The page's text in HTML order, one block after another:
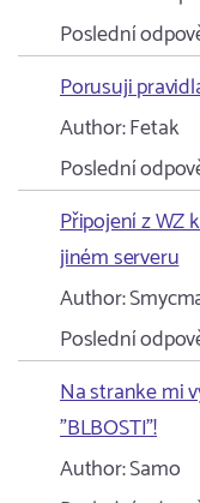
Poslední
Porusuji
Author:Fetak
Poslední
Připojení z WZ
jiném serveru
Author:
Poslední
Na stranke mi
"BLBOSTI"!
Author:Samo